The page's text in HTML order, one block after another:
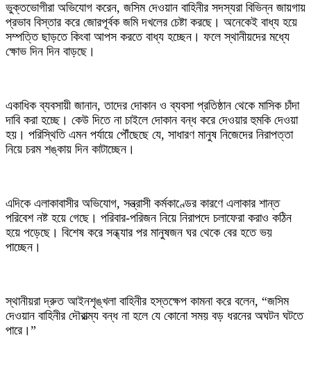
ভুক্তভোগীরা অভিযোগ করেন, জসিম দেওয়ান বাহিনীর সদস্যরা বিভিন্ন জায়গায়
প্রভাব বিস্তার করে জোরপূর্বক জমি দখলের চেষ্টা করছে। অনেকেই বাধ্য হয়ে
সম্পত্তি ছাড়তে কিংবা আপস করতে বাধ্য হচ্ছেন। ফলে স্থানীয়দের মধ্যে
ক্ষোভ দিন দিন বাড়ছে।
একাধিক ব্যবসায়ী জানান, তাদের দোকান ও ব্যবসা প্রতিষ্ঠান থেকে মাসিক চাঁদা
দাবি করা হচ্ছে। কেউ দিতে না চাইলে দোকান বন্ধ করে দেওয়ার হুমকি দেওয়া
হয়। পরিস্থিতি এমন পর্যায়ে পৌঁছেছে যে, সাধারণ মানুষ নিজেদের নিরাপত্তা
নিয়ে চরম শঙ্কায় দিন কাটাচ্ছেন।
এদিকে এলাকাবাসীর অভিযোগ, সন্ত্রাসী কর্মকাণ্ডের কারণে এলাকার শান্ত
পরিবেশ নষ্ট হয়ে গেছে। পরিবার-পরিজন নিয়ে নিরাপদে চলাফেরা করাও কঠিন
হয়ে পড়েছে। বিশেষ করে সন্ধ্যার পর মানুষজন ঘর থেকে বের হতে ভয়
পাচ্ছেন।
স্থানীয়রা দ্রুত আইনশৃঙ্খলা বাহিনীর হস্তক্ষেপ কামনা করে বলেন, “জসিম
দেওয়ান বাহিনীর দৌরাত্ম্য বন্ধ না হলে যে কোনো সময় বড় ধরনের অঘটন ঘটতে
পারে।”